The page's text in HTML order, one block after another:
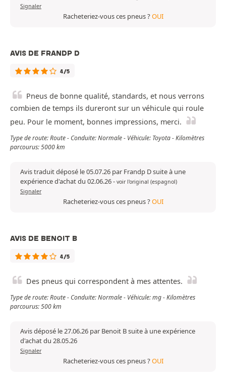
Signaler
Racheteriez-vous ces pneus ?OUI
AVIS DE FRANDP D
4/5
Pneus de bonne qualité, standards, et nous verrons
combien de temps ils dureront sur un véhicule qui roule
peu. Pour le moment, bonnes impressions, merci.
Type de route: Route - Conduite: Normale - Véhicule: Toyota - Kilomètres
parcourus: 5000 km
Avis traduit déposé le 05.07.26 par Frandp D suite à une
expérience d'achat du 02.06.26- voir l'original (espagnol)
Signaler
Racheteriez-vous ces pneus ?OUI
AVIS DE BENOIT B
4/5
Des pneus qui correspondent à mes attentes.
Type de route: Route - Conduite: Normale - Véhicule: mg - Kilomètres
parcourus: 500 km
Avis déposé le 27.06.26 par Benoit B suite à une expérience
d'achat du 28.05.26
Signaler
Racheteriez-vous ces pneus ?OUI